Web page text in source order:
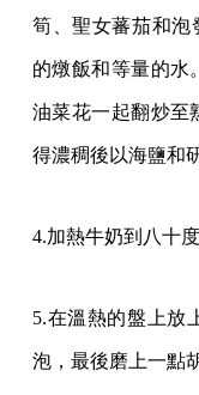
筍、聖女蕃茄和泡
的燉飯和等量的水
油菜花一起翻炒至
得濃稠後以海鹽和
4.加熱牛奶到八十
5.在溫熱的盤上放
泡，最後磨上一點